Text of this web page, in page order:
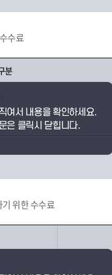
수료
분
위한 수수료